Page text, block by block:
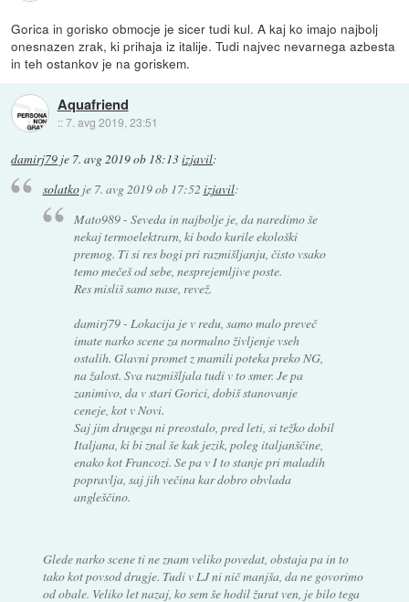
Gorica in gorisko obmocje je sicer tudi kul. A kaj ko imajo najbolj
onesnazen zrak, ki prihaja iz italije. Tudi najvec nevarnega azbesta
in teh ostankov je na goriskem.
Aquafriend
::7. avg 2019, 23:51
damirj79 je 7. avg 2019 ob 18:13izjavil:
solatkoje 7. avg 2019 ob 17:52 izjavil:
Mato989 - Seveda in najbolje je, da naredimo še
nekaj termoelektrarn, ki bodo kurile ekološki
premog. Ti si res bogi pri razmišljanju, čisto vsako
temo mečeš od sebe, nesprejemljive poste.
Res misliš samo nase, revež.
damirj79 - Lokacija je v redu, samo malo preveč
imate narko scene za normalno življenje vseh
ostalih. Glavni promet z mamili poteka preko NG,
na žalost. Sva razmišljala tudi v to smer. Je pa
zanimivo, da v stari Gorici, dobiš stanovanje
ceneje, kot v Novi.
Saj jim drugega ni preostalo, pred leti, si težko dobil
Italjana, ki bi znal še kak jezik, poleg italjanščine,
enako kot Francozi. Se pa v I to stanje pri maladih
popravlja, saj jih večina kar dobro obvlada
angleščino.
Glede narko scene ti ne znam veliko povedat, obstaja pa in to
tako kot povsod drugje. Tudi v LJ ni nič manjša, da ne govorimo
od obale. Veliko let nazaj, ko sem še hodil žurat ven, je bilo tega